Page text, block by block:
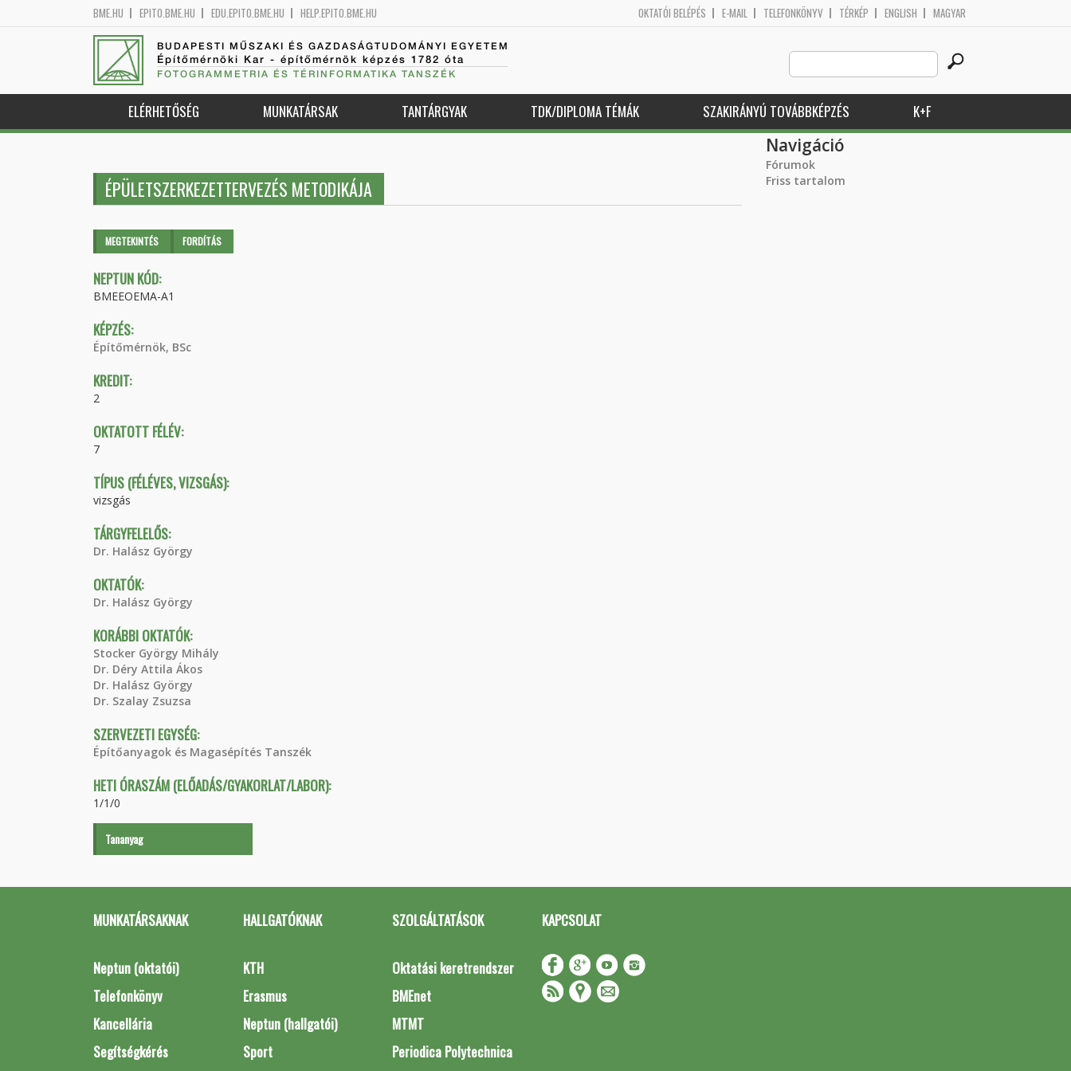
BME.HU EPITO.BME.HU EDU.EPITO.BME.HU HELP.EPITO.BME.HU OKTATÓI BELÉPÉS E-MAIL TELEFONKÖNYV TÉRKÉP ENGLISH MAGYAR
BUDAPESTI MŰSZAKI ÉS GAZDASÁGTUDOMÁNYI EGYETEM
Építőmérnöki Kar - építőmérnök képzés 1782 óta
FOTOGRAMMETRIA ÉS TÉRINFORMATIKA TANSZÉK
Search
this
site
ELÉRHETŐSÉG MUNKATÁRSAK TANTÁRGYAK TDK/DIPLOMA TÉMÁK SZAKIRÁNYÚ TOVÁBBKÉPZÉS K+F
ÉPÜLETSZERKEZETTERVEZÉS METODIKÁJA
Elsődleges fülek
MEGTEKINTÉS (AKTÍVFORDÍTÁS
NEPTUN KÓD:
BMEEOEMA-A1
KÉPZÉS:
Építőmérnök, BSc
KREDIT:
2
OKTATOTT FÉLÉV:
7
TÍPUS (FÉLÉVES, VIZSGÁS):
vizsgás
TÁRGYFELELŐS:
Dr. Halász György
OKTATÓK:
Dr. Halász György
KORÁBBI OKTATÓK:
Stocker György Mihály
Dr. Déry Attila Ákos
Dr. Halász György
Dr. Szalay Zsuzsa
SZERVEZETI EGYSÉG:
Építőanyagok és Magasépítés Tanszék
HETI ÓRASZÁM (ELŐADÁS/GYAKORLAT/LABOR):
1/1/0
Tananyag
Navigáció
Fórumok
Friss tartalom
MUNKATÁRSAKNAK
Neptun (oktatói)
Telefonkönyv
Kancellária
Segítségkérés
HALLGATÓKNAK
KTH
Erasmus
Neptun (hallgatói)
Sport
SZOLGÁLTATÁSOK
Oktatási keretrendszer
BMEnet
MTMT
Periodica Polytechnica
KAPCSOLAT